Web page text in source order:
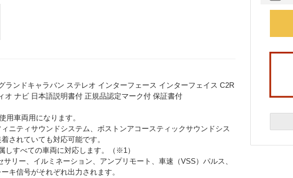
ランドキャラバン ステレオ インターフェース インターフェイス C2R
オ ナビ 日本語説明書付 正規品認定マーク付 保証書付
用車両用になります。
ニティサウンドシステム、ボストンアコースティックサウンドシス
されていても対応可能です。
しすべての車両に対応します。（※1）
リー、イルミネーション、アンプリモート、車速（VSS）パルス、
キ信号がそれぞれ出力されます。